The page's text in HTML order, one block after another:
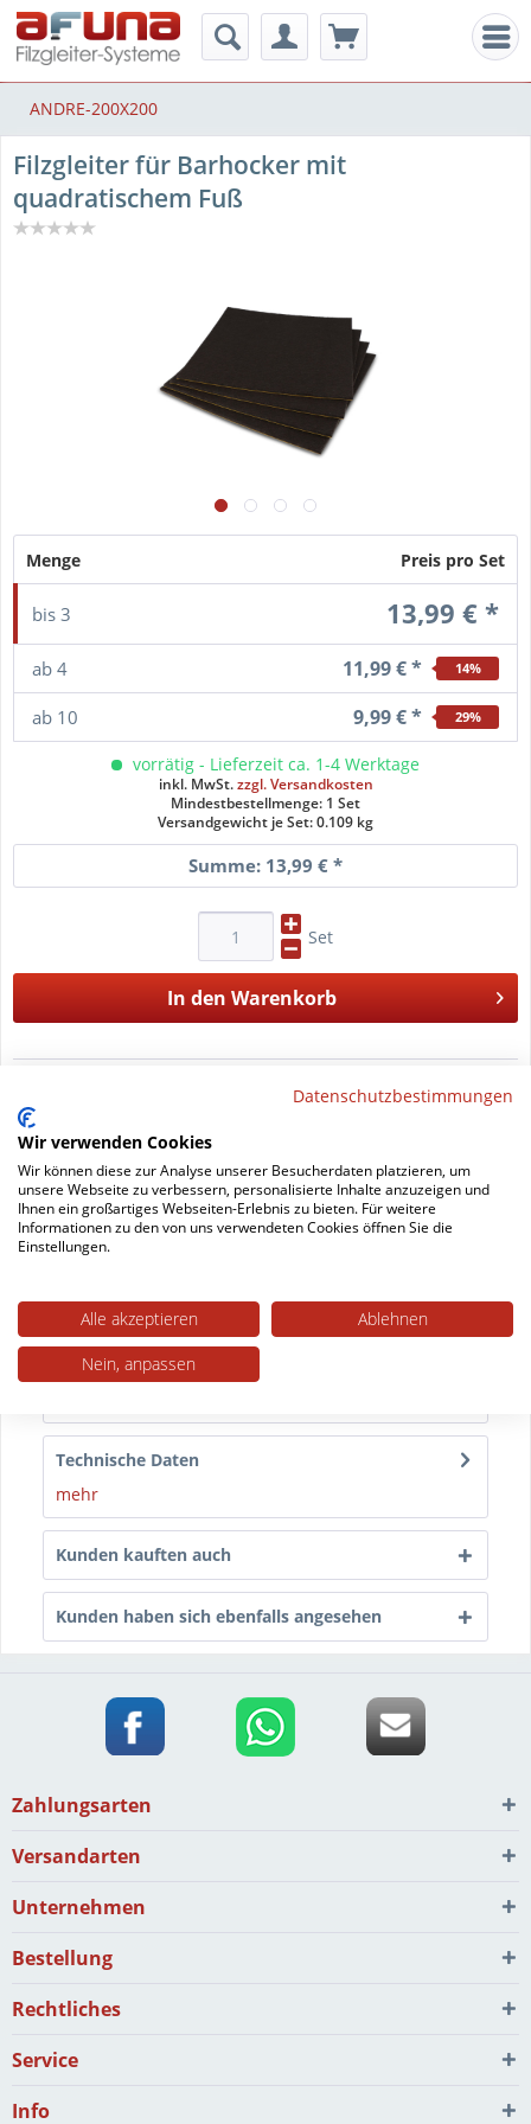
ANDRE-200X200
Filzgleiter für Barhocker mit
quadratischem Fuß
Menge Preis pro Set
bis 3 13,99 € *
ab 4 11,99 € * 14%
ab 10 9,99 € * 29%
vorrätig - Lieferzeit ca. 1-4 Werktage
inkl. MwSt.zzgl. Versandkosten
Mindestbestellmenge: 1 Set
Versandgewicht je Set: 0.109 kg
Summe: 13,99 € *
Set
In den Warenkorb
Datenblatt drucken
Beschreibung
Bodenplatte Ihr Barhocker hinterlässt Kratzspuren...
mehr
Trusted Shops Bewertungen
Technische Daten
mehr
Kunden kauften auch
Kunden haben sich ebenfalls angesehen
Zahlungsarten
Versandarten
Unternehmen
Bestellung
Rechtliches
Service
Info
Datenschutzbestimmungen
Wir verwenden Cookies
Wir können diese zur Analyse unserer Besucherdaten platzieren, um
unsere Webseite zu verbessern, personalisierte Inhalte anzuzeigen und
Ihnen ein großartiges Webseiten-Erlebnis zu bieten. Für weitere
Informationen zu den von uns verwendeten Cookies öffnen Sie die
Einstellungen.
Alle akzeptieren
Ablehnen
Nein, anpassen